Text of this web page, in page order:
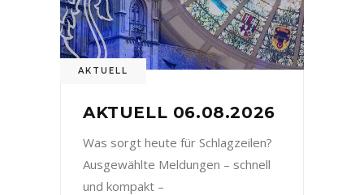
AKTUELL
AKTUELL 06.08.2026
Was sorgt heute für Schlagzeilen?
Ausgewählte Meldungen – schnell
und kompakt –